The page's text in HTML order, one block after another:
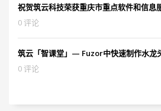
祝贺筑云科技荣获重庆市重点软件和信息
0 评论
筑云「智课堂」— Fuzor中快速制作水龙
0 评论